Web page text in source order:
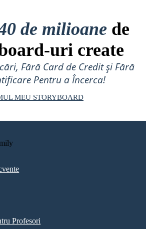
de milioane de
uri create
Fără Card de Credit și Fără
Pentru a Încerca!
MEU STORYBOARD
Profesori